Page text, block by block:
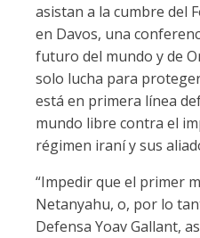
asistan a la cumbre del
en Davos, una
futuro del mundo y de
solo lucha para
está en primera línea
mundo libre contra el
régimen iraní y sus
“Impedir que el primer
Netanyahu, o, por lo
Defensa Yoav Gallant,